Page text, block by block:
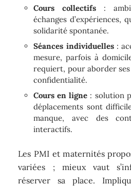
Cours collectifs :
échanges d’expériences,
solidarité spontanée.
Séances individuelles:
mesure, parfois à
requiert, pour aborder
confidentialité.
Cours en ligne : solution
déplacements sont
manque, avec des
interactifs.
Les PMI et maternités
variées ; mieux vaut
réserver sa place.